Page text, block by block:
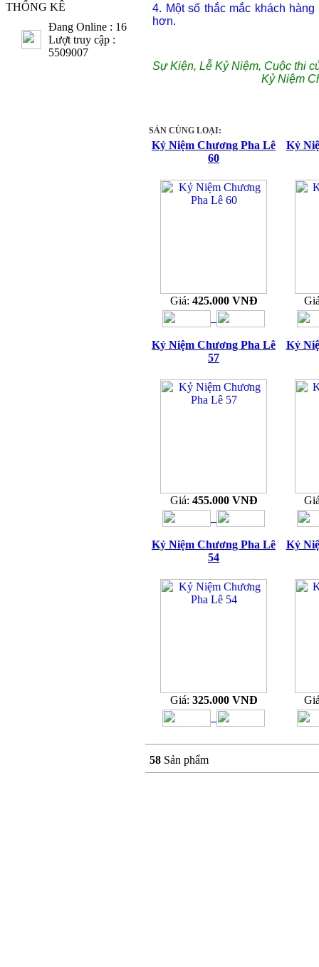
THỐNG KÊ
Đang Online : 16
Lượt truy cập :
5509007
4. Một số thắc mắc khách
hơn.
Sự Kiện, Lễ Kỷ Niệm, Cuộc thi
Kỷ Niệm
SẢN CÙNG LOẠI:
Kỷ Niệm Chương Pha Lê
60
Giá: 425.000 VNĐ
Kỷ
Kỷ Niệm Chương Pha Lê
57
Giá: 455.000 VNĐ
Kỷ
Kỷ Niệm Chương Pha Lê
54
Giá: 325.000 VNĐ
Kỷ
58 Sản phẩm